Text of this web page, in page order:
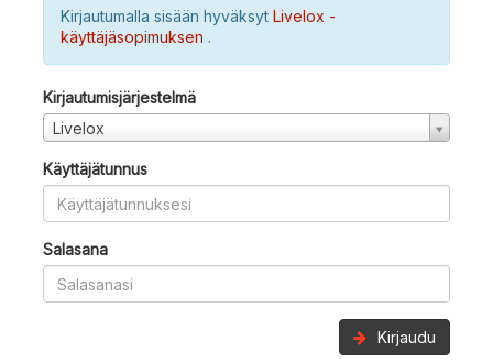
Kirjautumalla sisään hyväksyt Livelox -
käyttäjäsopimuksen .
Kirjautumisjärjestelmä
Livelox
Käyttäjätunnus
Salasana
Kirjaudu